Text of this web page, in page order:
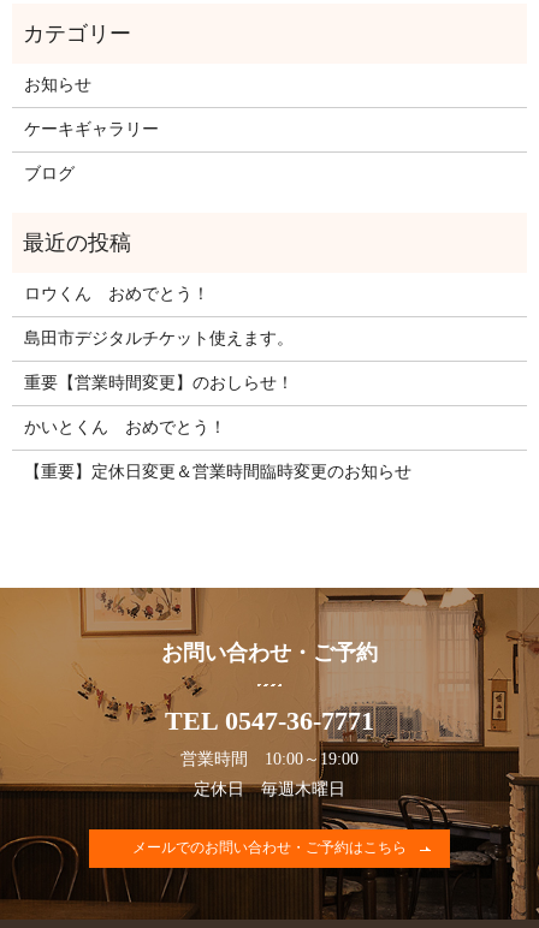
お知らせ
ケーキギャラリー
ブログ
ロウくん おめでとう！
島田市デジタルチケット使えます。
重要【営業時間変更】のおしらせ！
かいとくん おめでとう！
【重要】定休日変更＆営業時間臨時変更のお知らせ
お問い合わせ・ご予約
TEL 0547-36-7771
営業時間 10:00～19:00
定休日 毎週木曜日
メールでのお問い合わせ・ご予約はこちら